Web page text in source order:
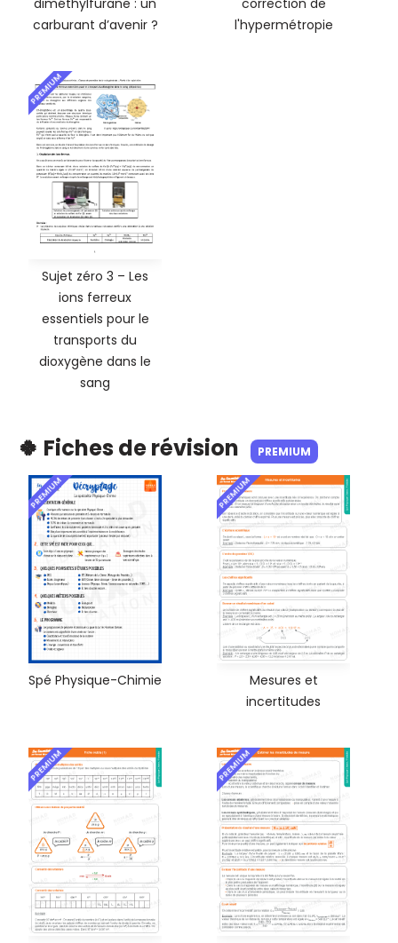
carburant d’avenir ?
l'hypermétropie
PREMIUM
Sujet zéro 3 – Les
ions ferreux
essentiels pour le
transports du
dioxygène dans le
sang
🍀 Fiches de révision PREMIUM
PREMIUM
Spé Physique-Chimie
PREMIUM
Mesures et
incertitudes
PREMIUM PREMIUM